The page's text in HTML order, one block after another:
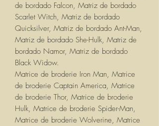
de bordado Falcon, Matriz de bordado
Scarlet Witch, Matriz de bordado
Quicksilver, Matriz de bordado Ant-Man,
Matriz de bordado She-Hulk, Matriz de
bordado Namor, Matriz de bordado
Black Widow.
Matrice de broderie Iron Man, Matrice
de broderie Captain America, Matrice
de broderie Thor, Matrice de broderie
Hulk, Matrice de broderie Spider-Man,
Matrice de broderie Wolverine, Matrice